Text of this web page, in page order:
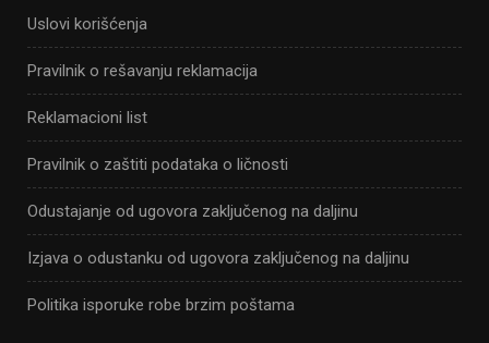
Uslovi korišćenja
Pravilnik o rešavanju reklamacija
Reklamacioni list
Pravilnik o zaštiti podataka o ličnosti
Odustajanje od ugovora zaključenog na daljinu
Izjava o odustanku od ugovora zaključenog na daljinu
Politika isporuke robe brzim poštama